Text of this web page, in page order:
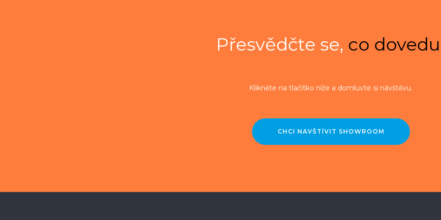
Přesvědčte se, co
Klikněte na tlačítko níže a domluvte si návštěvu.
CHCI NAVŠTÍVIT SHOWROOM